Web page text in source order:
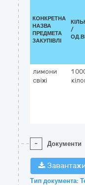
КОНКРЕТНА
НАЗВА
ПРЕДМЕТА
ЗАКУПІВЛІ
/
лимони
свіжі
1
- Документи
Тип документа: